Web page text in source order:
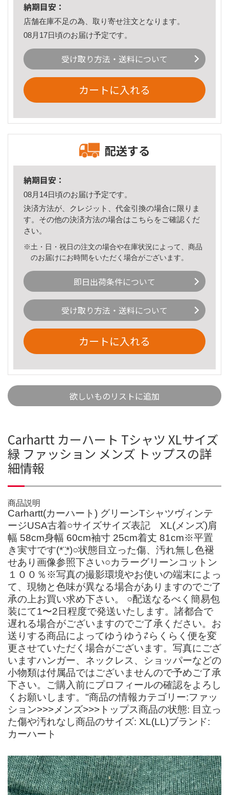
納期目安：
店舗在庫不足の為、取り寄せ注文となります。
08月17日頃のお届け予定です。
受け取り方法・送料について
カートに入れる
配送する
納期目安：
08月14日頃のお届け予定です。
決済方法が、クレジット、代金引換の場合に限りま
す。その他の決済方法の場合はこちら をご確認くだ
さい。
※土・日・祝日の注文の場合や在庫状況によって、商品
のお届けにお時間をいただく場合がございます。
即日出荷条件について
受け取り方法・送料について
カートに入れる
欲しいものリストに追加
Carhartt カーハート Tシャツ XLサイズ
緑 ファッション メンズ トップスの詳
細情報
商品説明
Carhartt(カーハート) グリーンTシャツヴィンテ
ージUSA古着○サイズサイズ表記 XL(メンズ)肩
幅 58cm身幅 60cm袖寸 25cm着丈 81cm※平置
き実寸です(*¨̮*)○状態目立った傷、汚れ無し色褪
せあり画像参照下さい○カラーグリーンコットン
１００％※写真の撮影環境やお使いの端末によっ
て、現物と色味が異なる場合がありますのでご了
承の上お買い求め下さい。 ○配送なるべく簡易包
装にて1〜2日程度で発送いたします。諸都合で
遅れる場合がございますのでご了承ください。お
送りする商品によってゆうゆう⇄らくらく便を変
更させていただく場合がございます。写真にござ
いますハンガー、ネックレス、ショッパーなどの
小物類は付属品ではございませんので予めご了承
下さい。ご購入前にプロフィールの確認をよろし
くお願いします。"商品の情報カテゴリー:ファッ
ション>>>メンズ>>>トップス商品の状態: 目立っ
た傷や汚れなし商品のサイズ: XL(LL)ブランド:
カーハート